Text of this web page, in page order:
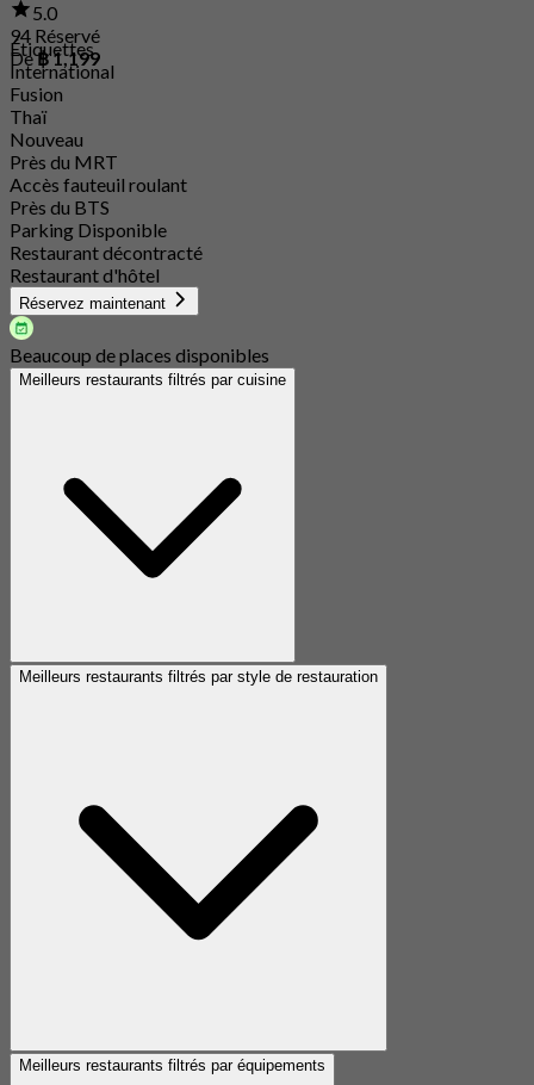
5.0
94 Réservé
De฿ 1,199
Étiquettes
International
Fusion
Thaï
Nouveau
Près du MRT
Accès fauteuil roulant
Près du BTS
Parking Disponible
Restaurant décontracté
Restaurant d'hôtel
Réservez maintenant
Beaucoup de places disponibles
Meilleurs restaurants filtrés par cuisine
Meilleurs restaurants filtrés par style de restauration
Meilleurs restaurants filtrés par équipements